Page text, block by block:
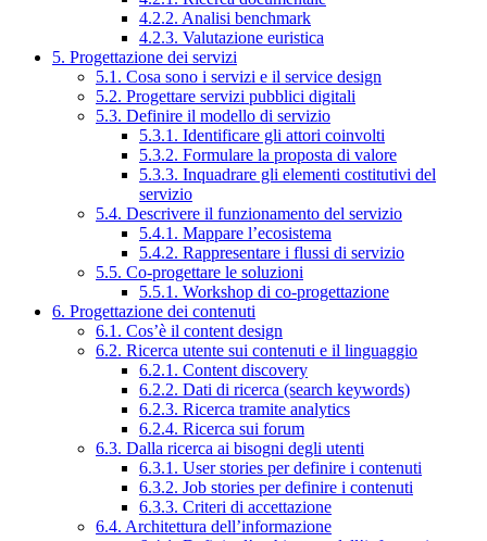
4.2.2. Analisi benchmark
4.2.3. Valutazione euristica
5. Progettazione dei servizi
5.1. Cosa sono i servizi e il service design
5.2. Progettare servizi pubblici digitali
5.3. Definire il modello di servizio
5.3.1. Identificare gli attori coinvolti
5.3.2. Formulare la proposta di valore
5.3.3. Inquadrare gli elementi costitutivi del
servizio
5.4. Descrivere il funzionamento del servizio
5.4.1. Mappare l’ecosistema
5.4.2. Rappresentare i flussi di servizio
5.5. Co-progettare le soluzioni
5.5.1. Workshop di co-progettazione
6. Progettazione dei contenuti
6.1. Cos’è il content design
6.2. Ricerca utente sui contenuti e il linguaggio
6.2.1. Content discovery
6.2.2. Dati di ricerca (search keywords)
6.2.3. Ricerca tramite analytics
6.2.4. Ricerca sui forum
6.3. Dalla ricerca ai bisogni degli utenti
6.3.1. User stories per definire i contenuti
6.3.2. Job stories per definire i contenuti
6.3.3. Criteri di accettazione
6.4. Architettura dell’informazione